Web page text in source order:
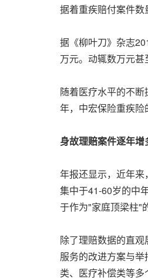
据着重疾赔付案件数
据《柳叶刀》杂志
万元。动辄数万元
随着医疗水平的不
年，中宏保险重疾
身故理赔案件逐年
年报还显示，近年
集中于41-60岁的中
于作为"家庭顶梁柱"
除了理赔数据的直
服务的改进方案与
类、医疗补偿类等